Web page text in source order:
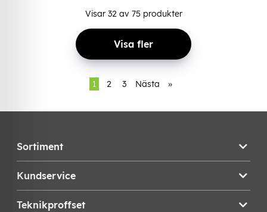
Visar 32av 75 produkter
Visa fler
1 2 3 Nästa »
Sortiment
Kundservice
Teknikproffset